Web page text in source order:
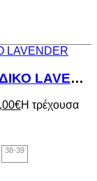
CROCS CLASSIC CLOG ΠΑΙΔΙΚΟ LAVENDER
€Η τρέχουσα
38-39